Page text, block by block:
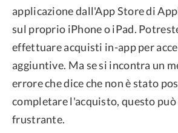
applicazione dall'App Store di
sul proprio iPhone o iPad.
effettuare acquisti in-app per
aggiuntive. Ma se si incontra un
errore che dice che non è stato
completare l'acquisto, questo può
frustrante.